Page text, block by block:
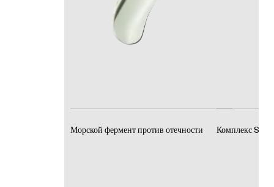
Морской фермент против отечности Комплекс